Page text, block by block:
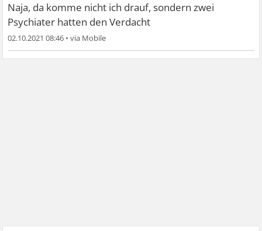
Naja, da komme nicht ich drauf, sondern zwei
Psychiater hatten den Verdacht
02.10.2021 08:46 •